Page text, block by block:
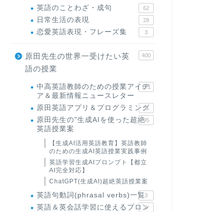
英語のことわざ・成句 62
日常生活の表現 28
恋愛英語表現・フレーズ集 3
原田先生の世界一受けたい英
語の授業
400
中高英語教師のための授業アイデ
ア＆最新情報ニュースレター
171
原田英語アプリ＆プログラミング
31
原田先生の"生成AIを使った超絶
英語授業案
95
【生成AI活用英語教育】英語教師
のための生成AI英語授業実践事例
英語学習生成AIプロンプト【都立
AI完全対応】
ChatGPT(生成AI)超絶英語授業案
英語句動詞(phrasal verbs)一覧3
英語＆英会話学習に使えるプロン
6